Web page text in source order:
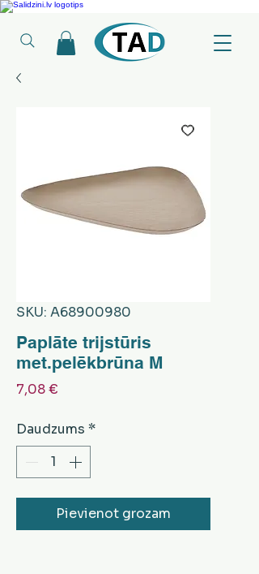
Ledusskapji, Sadzīves tehnika, Smaržas,
SKU: A68900980
Paplāte trijstūris
met.pelēkbrūna M
7,08 €
Daudzums *
Pievienot grozam